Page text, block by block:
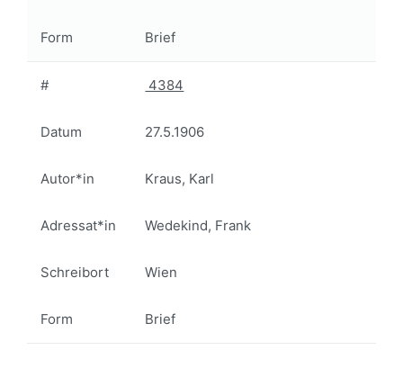
Form Brief
# 4384
Datum 27.5.1906
Autor*in Kraus, Karl
Adressat*in Wedekind, Frank
Schreibort Wien
Form Brief